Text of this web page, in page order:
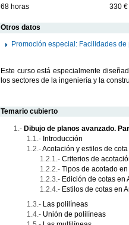
68 horas
330 €
Otros datos
Promoción especial: Facilidades de
Este curso está especialmente
los sectores de la ingeniería y la
Temario cubierto
Dibujo de planos avanzado.
Introducción
Acotación y estilos de cota
Criterios de
Tipos de acotado en
Edición de cotas en
Estilos de cotas en
Las polilíneas
Unión de polilíneas